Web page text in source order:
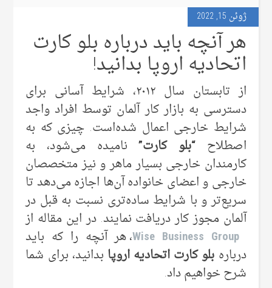
ژوئن 15, 2022
هر آنچه باید درباره بلو کارت
اتحادیه اروپا بدانید!
از تابستان سال ۲۰۱۲، شرایط آسانی برای
دسترسی به بازار کار آلمان توسط افراد واجد
شرایط خارجی اعمال شده‌است. چیزی که به
اصطلاح“بلو کارت”نامیده می‌شود، به
کارمندان خارجی بسیار ماهر و نیز متخصصان
خارجی و اعضای خانواده آن‌ها اجازه می‌دهد تا
سریع‌تر و با شرایط ساده‌تری نسبت به قبل در
آلمان مجوز کار دریافت نمایند. در این مقاله از
Wise Business Group، هر آنچه را که باید
درباره بلو کارت اتحادیه اروپا بدانید، برای شما
شرح خواهیم داد.